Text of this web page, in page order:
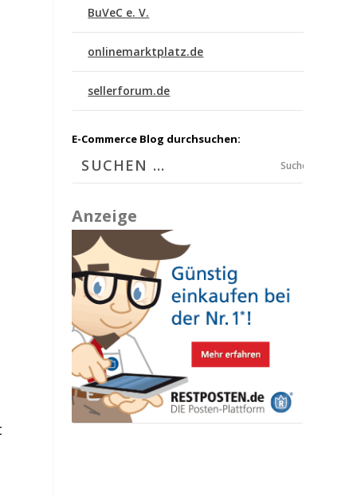
BuVeC e. V.
onlinemarktplatz.de
sellerforum.de
E-Commerce Blog durchsuchen:
Suchen
Anzeige